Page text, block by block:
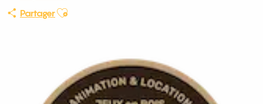
PartagerAjouter aux favoris